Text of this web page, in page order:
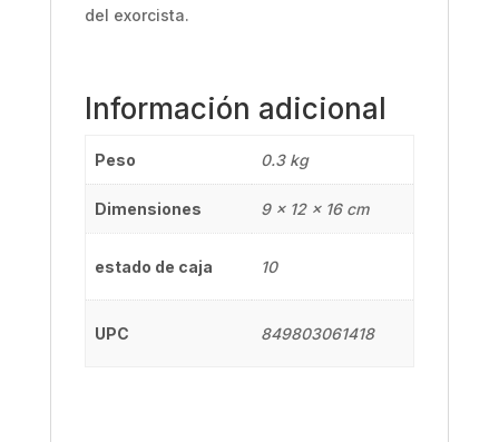
del exorcista.
Información adicional
Peso 0.3 kg
Dimensiones 9 × 12 × 16 cm
estado de caja 10
UPC 849803061418